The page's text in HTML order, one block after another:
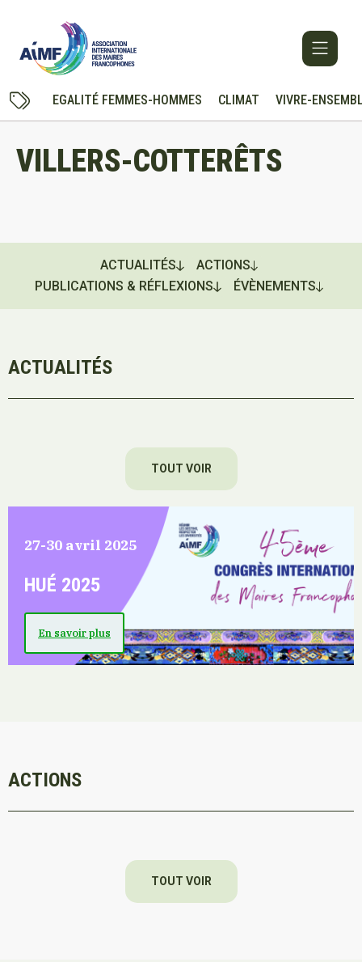
EGALITÉ FEMMES-HOMMES CLIMAT VIVRE-
VILLERS-COTTERÊTS
ACTUALITÉS
ACTIONS
PUBLICATIONS & RÉFLEXIONS
ÉVÈNEMENTS
ACTUALITÉS
TOUT VOIR
27-30 avril 2025
HUÉ 2025
En savoir plus
ACTIONS
TOUT VOIR